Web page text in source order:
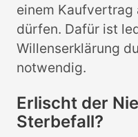
einem Kaufvertrag
dürfen. Dafür ist
Willenserklärung
notwendig.
Erlischt der
Sterbefall?